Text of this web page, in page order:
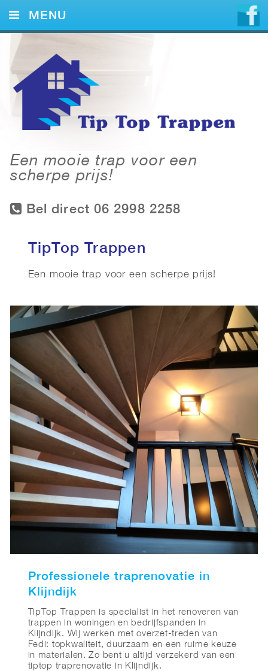
Een mooie trap voor een
scherpe prijs!
Bel direct 06 2998 2258
MENU
HOME
DIENSTEN
VOORBEELDEN
CONTACT
TipTop Trappen
Een mooie trap voor een scherpe prijs!
Professionele traprenovatie in
Klijndijk
TipTop Trappen is specialist in het renoveren van
trappen in woningen en bedrijfspanden in
Klijndijk. Wij werken met overzet-treden van
Fedi: topkwaliteit, duurzaam en een ruime keuze
in materialen. Zo bent u altijd verzekerd van een
tiptop traprenovatie in Klijndijk.